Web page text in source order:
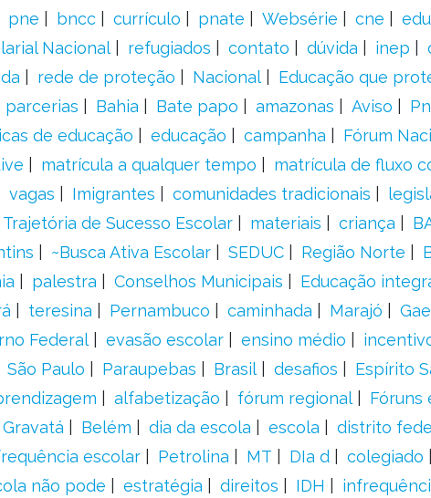
pne bncc currículo pnate Websérie cne
Nacional refugiados contato dúvida inep
rede de proteção Nacional Educação que
parcerias Bahia Bate papo amazonas Aviso
de educação educação campanha Fórum
matrícula a qualquer tempo matrícula de fluxo
vagas Imigrantes comunidades tradicionais
Trajetória de Sucesso Escolar materiais criança
~Busca Ativa Escolar SEDUC Região Norte
palestra Conselhos Municipais Educação
teresina Pernambuco caminhada Marajó
Federal evasão escolar ensino médio
São Paulo Paraupebas Brasil desafios Espírito
alfabetização fórum regional
Fóruns
Gravatá Belém dia da escola escola distrito
escolar Petrolina MT DIa d colegiado
não pode estratégia direitos IDH